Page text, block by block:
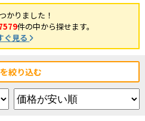
かりました！
件の中から探せます。
ぐ見る
絞り込む